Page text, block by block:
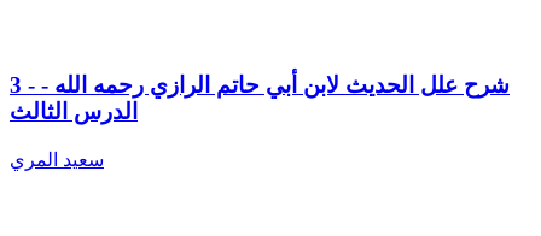
3 - شرح علل الحديث لابن أبي حاتم الرازي رحمه الله -
الدرس الثالث
سعيد المري